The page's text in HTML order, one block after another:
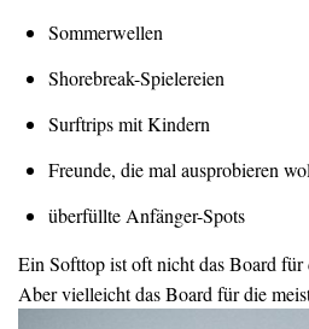
Sommerwellen
Shorebreak-Spielereien
Surftrips mit Kindern
Freunde, die mal ausprobieren
überfüllte Anfänger-Spots
Ein Softtop ist oft nicht das Board für
Aber vielleicht das Board für die